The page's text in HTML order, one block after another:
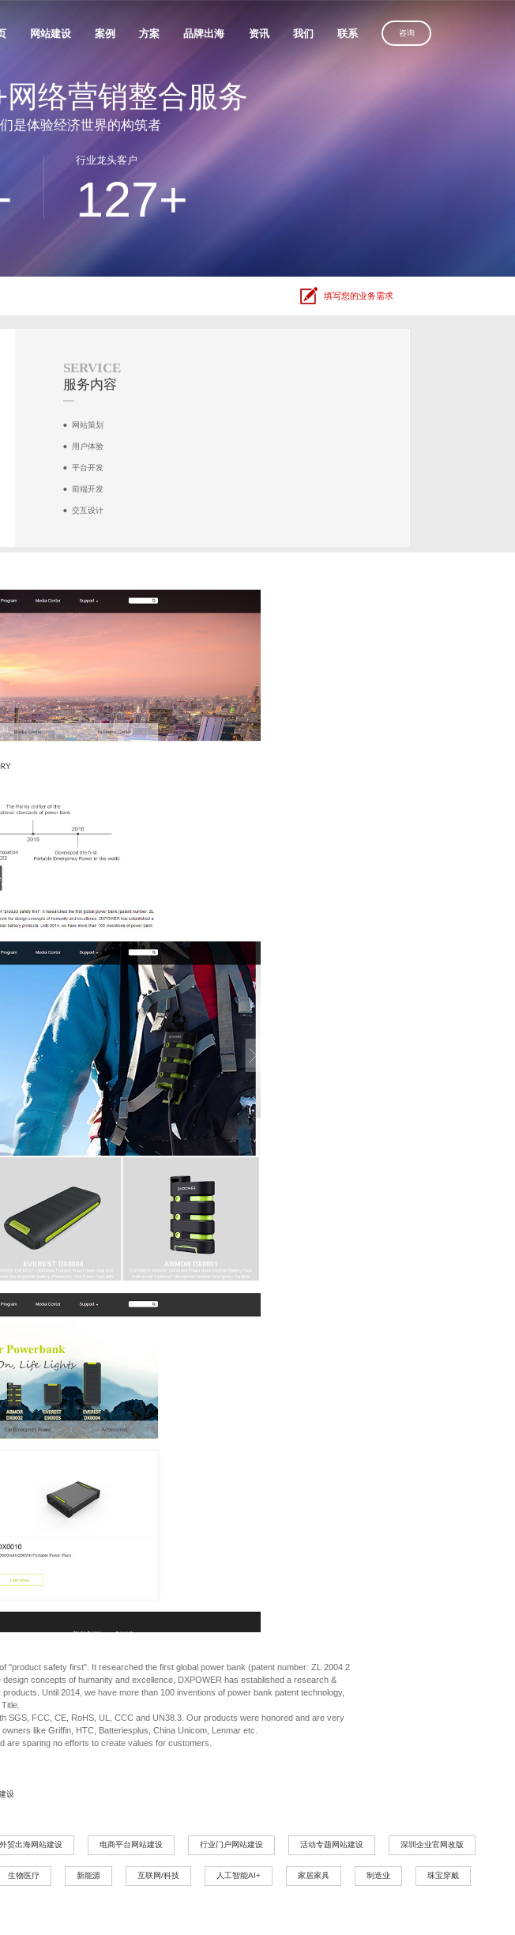
网站建设
运维服务
管
网站推广与优化服务
网站SEO优化服务
品牌全案推广
品牌广告投放
案例 方案
业生物
新能源解决方案
艾比森新能源、创维光伏、理士国际
家居家具解决方案
雅兰集团、都市丽人、全棉时代
3C/家电解决方案
品牌出海
品牌出海网站建设
定制化电子商务系统
产品商城网站建设方案
移动手机电商网站解决方案
资讯
公司资讯
网站设计观点
出海建站信息
我们
售后支持
客户列表
客户评价
FAQ
联系
联系我们
咨询
络营销整合服务
是体验经济世界的构筑者
行业龙头客户
127+
填写您的业务需求
SERVICE
服务内容
网站策划
用户体验
平台开发
前端开发
交互设计
"product safety first". It researched the first global power bank (patent number: ZL 2004 2
concepts of humanity and excellence, DXPOWER has established a research &
Until 2014, we have more than 100 inventions of power bank patent technology,
SGS, FCC, CE, RoHS, UL, CCC and UN38.3. Our products were honored and are very
like Griffin, HTC, Batteriesplus, China Unicom, Lenmar etc.
are sparing no efforts to create values for customers.
设
外贸出海网站建设 电商平台网站建设 行业门户网站建设 活动专题网站建设 深圳企业官网改版
生物医疗 新能源 互联网/科技 人工智能AI+ 家居家具 制造业 珠宝穿戴